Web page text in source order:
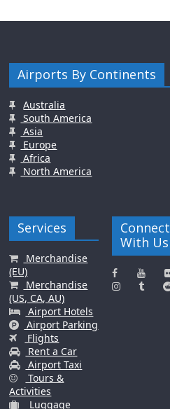
Airports By Continents
Australia
South America
Asia
Europe
Africa
North America
Services
Merchandise
(EU)
Merchandise
(US, CA, AU)
Airport Hotels
Airport Parking
Flights
Rent a Car
Airport Taxi
Tours &
Activities
Luggage
Connect
With Us